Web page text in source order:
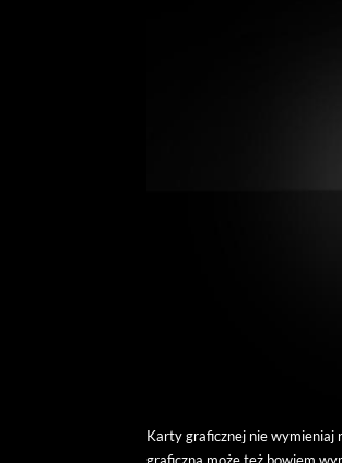
Karty graficznej nie wymieniaj